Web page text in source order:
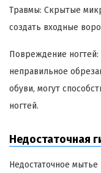
Травмы: Скрытые
создать входные
Повреждение ногтей:
неправильное
обуви, могут
ногтей.
Недостаточная
Недостаточное